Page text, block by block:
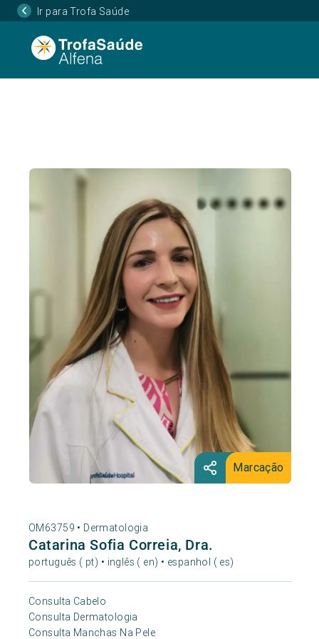
Ir para Trofa Saúde
Marcação
OM63759 • Dermatologia
Catarina Sofia Correia, Dra.
português ( pt) • inglês ( en) • espanhol ( es)
Consulta Cabelo
Consulta Dermatologia
Consulta Manchas Na Pele